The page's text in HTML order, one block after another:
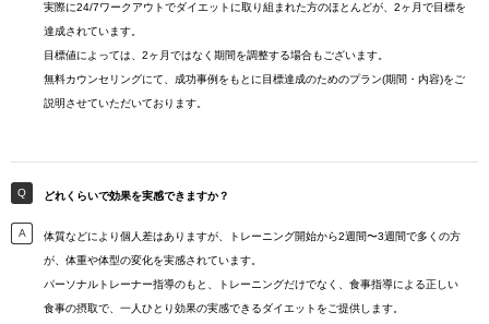
実際に24/7ワークアウトでダイエットに取り組まれた方のほとんどが、2ヶ月で目標を
達成されています。
目標値によっては、2ヶ月ではなく期間を調整する場合もございます。
無料カウンセリングにて、成功事例をもとに目標達成のためのプラン(期間・内容)をご
説明させていただいております。
どれくらいで効果を実感できますか？
体質などにより個人差はありますが、トレーニング開始から2週間〜3週間で多くの方
が、体重や体型の変化を実感されています。
パーソナルトレーナー指導のもと、トレーニングだけでなく、食事指導による正しい
食事の摂取で、一人ひとり効果の実感できるダイエットをご提供します。